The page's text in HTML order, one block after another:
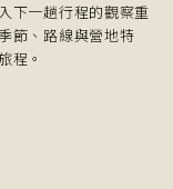
下一趟行程的觀察重
節、路線與營地特
程。